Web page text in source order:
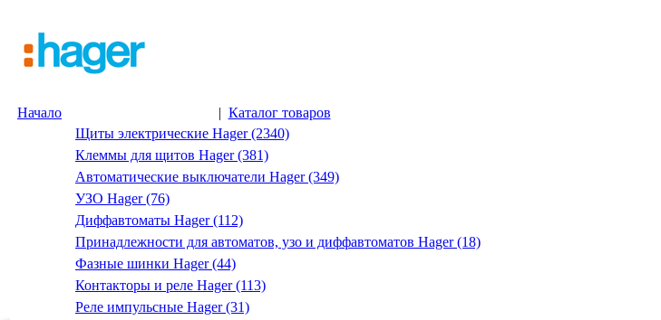
Начало | Каталог товаров
Щиты электрические Hager (2340)
Клеммы для щитов Hager (381)
Автоматические выключатели Hager (349)
УЗО Hager (76)
Диффавтоматы Hager (112)
Принадлежности для автоматов, узо и диффавтоматов Hager (18)
Фазные шинки Hager (44)
Контакторы и реле Hager (113)
Реле импульсные Hager (31)